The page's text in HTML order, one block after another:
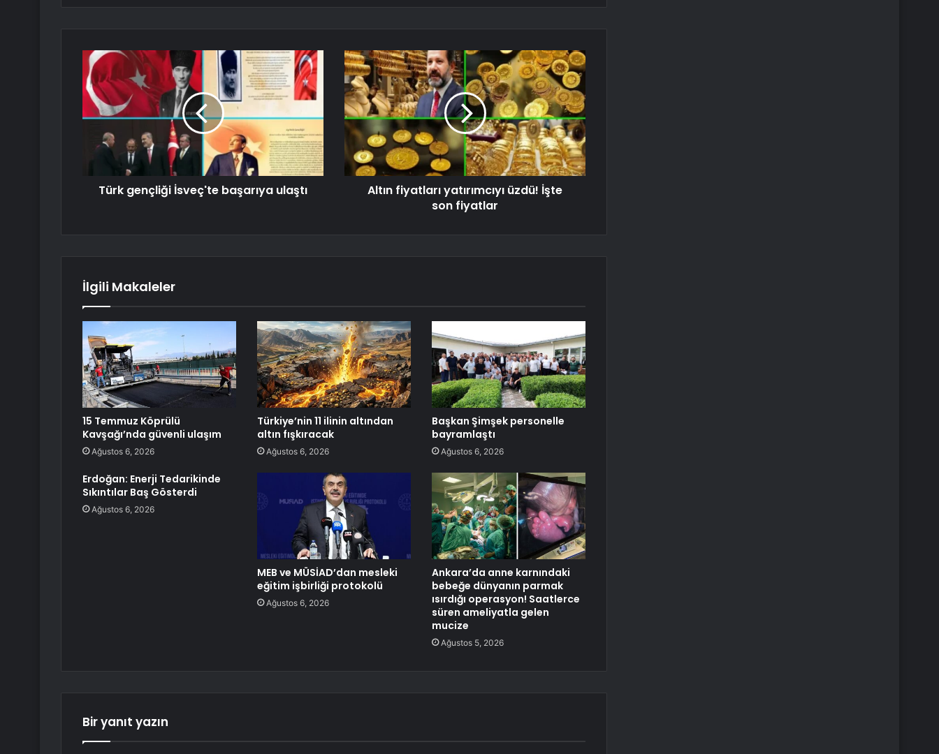
Türk gençliği İsveç'te başarıya ulaştı
Altın fiyatları yatırımcıyı üzdü! İşte
son fiyatlar
İlgili Makaleler
15 Temmuz Köprülü
Kavşağı’nda güvenli ulaşım
Ağustos 6, 2026
Türkiye’nin 11 ilinin altından
altın fışkıracak
Ağustos 6, 2026
Başkan Şimşek personelle
bayramlaştı
Ağustos 6, 2026
Erdoğan: Enerji Tedarikinde
Sıkıntılar Baş Gösterdi
Ağustos 6, 2026
MEB ve MÜSİAD’dan mesleki
eğitim işbirliği protokolü
Ağustos 6, 2026
Ankara’da anne karnındaki
bebeğe dünyanın parmak
ısırdığı operasyon! Saatlerce
süren ameliyatla gelen
mucize
Ağustos 5, 2026
Bir yanıt yazın